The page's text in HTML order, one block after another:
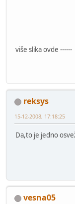
više slika ovde ------
reksys
15-12-2008, 17:18:25
Da,to je jedno
vesna05